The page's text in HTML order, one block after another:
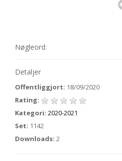
Nøgleord:
Detaljer
Offentliggjort: 18/09/2020
Rating:
Kategori: 2020-2021
Set: 1142
Downloads: 2